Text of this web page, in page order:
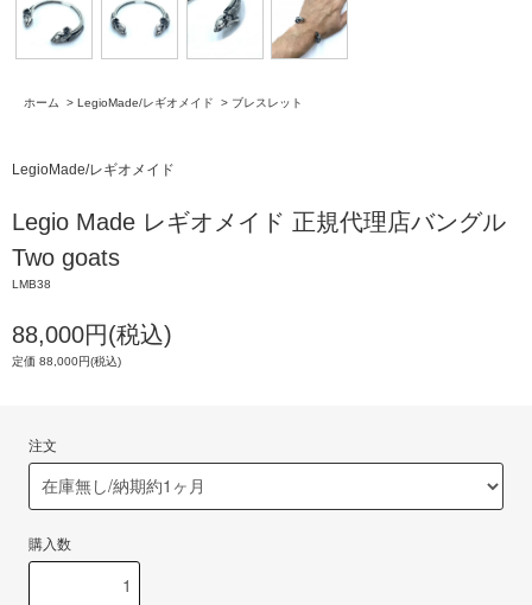
ホーム > LegioMade/レギオメイド > ブレスレット
LegioMade/レギオメイド
Legio Made レギオメイド 正規代理店バングル
Two goats
LMB38
88,000円(税込)
定価 88,000円(税込)
注文
購入数